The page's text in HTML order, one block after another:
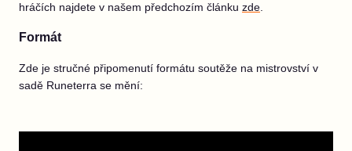
hráčích najdete v našem předchozím článku zde
Formát
Zde je stručné připomenutí formátu soutěže na mistrovství v
sadě Runeterra se mění: